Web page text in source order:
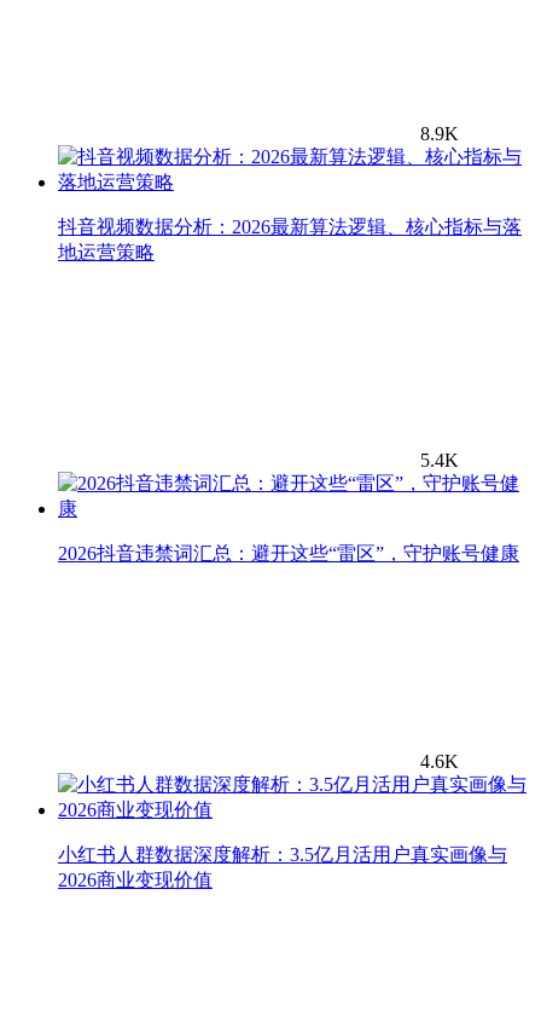
8.9K
抖音视频数据分析：2026最新算法逻辑、核心指标与落
地运营策略
5.4K
2026抖音违禁词汇总：避开这些“雷区”，守护账号健康
4.6K
小红书人群数据深度解析：3.5亿月活用户真实画像与
2026商业变现价值